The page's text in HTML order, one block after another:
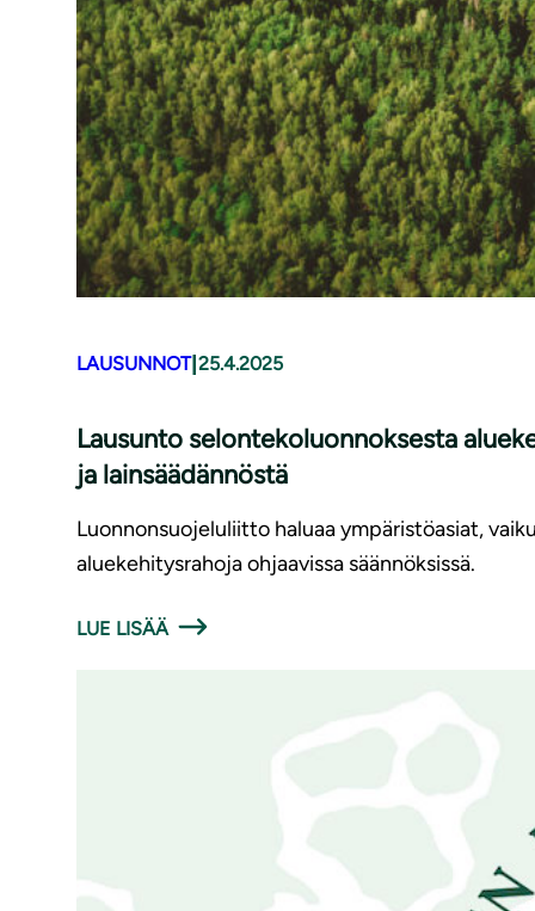
LAUSUNNOT|25.4.2025
Lausunto selontekoluonnoksesta
ja lainsäädännöstä
Luonnonsuojeluliitto haluaa ympäristöasiat,
aluekehitysrahoja ohjaavissa säännöksissä.
LUE LISÄÄ